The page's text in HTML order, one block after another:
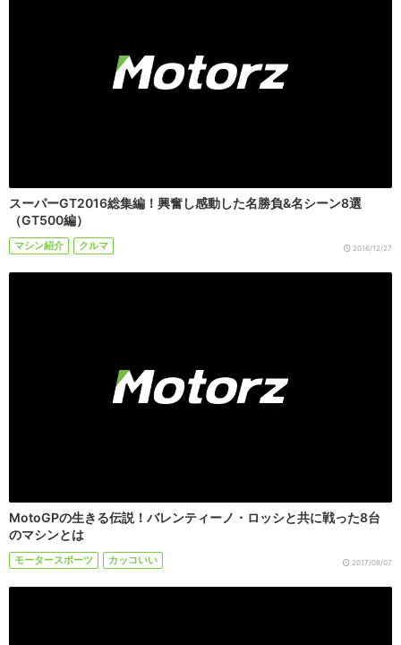
スーパーGT2016総集編！興奮し感動した名勝負&名シーン8選
（GT500編）
マシン紹介 クルマ 2016/12/27
MotoGPの生きる伝説！バレンティーノ・ロッシと共に戦った8台
のマシンとは
モータースポーツ カッコいい 2017/08/07